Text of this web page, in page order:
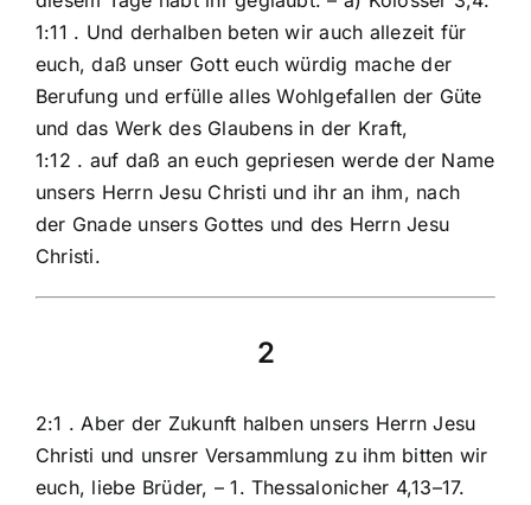
1:11 . Und derhalben beten wir auch allezeit für
euch, daß unser Gott euch würdig mache der
Berufung und erfülle alles Wohlgefallen der Güte
und das Werk des Glaubens in der Kraft,
1:12 . auf daß an euch gepriesen werde der Name
unsers Herrn Jesu Christi und ihr an ihm, nach
der Gnade unsers Gottes und des Herrn Jesu
Christi.
2
2:1 . Aber der Zukunft halben unsers Herrn Jesu
Christi und unsrer Versammlung zu ihm bitten wir
euch, liebe Brüder, – 1. Thessalonicher 4,13–17.